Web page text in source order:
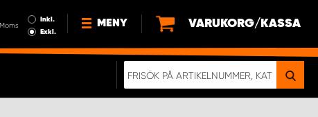
Moms
Inkl.
Exkl.
MENY
NYHETER
VARUKORG/KASSA